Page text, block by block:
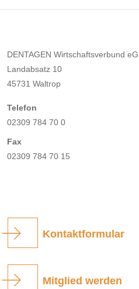
DENTAGEN Wirtschaftsverbund eG
Landabsatz 10
45731 Waltrop
Telefon
02309 784 70 0
Fax
02309 784 70 15
Kontaktformular
Mitglied werden